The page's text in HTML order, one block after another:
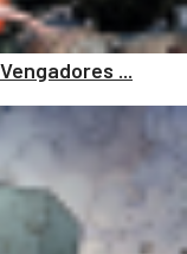
...